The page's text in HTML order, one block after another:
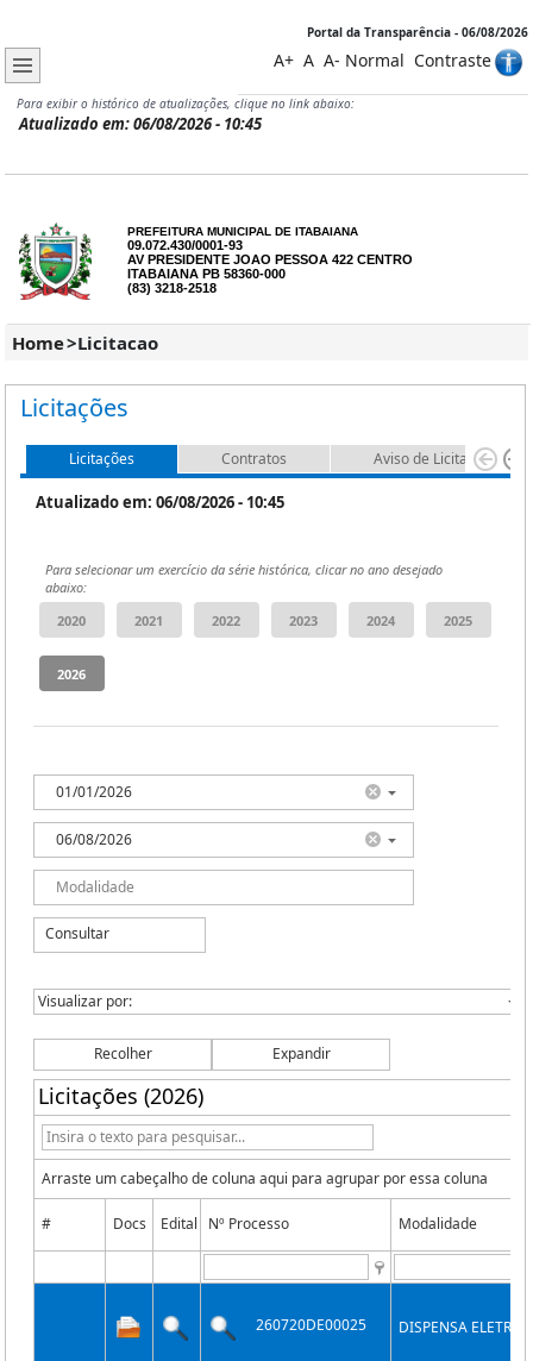
Portal da Transparência - 06/08/2026
A+ A A- Normal Contraste
Para exibir o histórico de atualizações, clique no link abaixo:
Atualizado em: 06/08/2026 - 10:45
PREFEITURA MUNICIPAL DE ITABAIANA
09.072.430/0001-93
AV PRESIDENTE JOAO PESSOA 422 CENTRO
ITABAIANA PB 58360-000
(83) 3218-2518
Home>Licitacao
Licitações
Licitações Contratos Aviso de Licitação -
Atualizado em: 06/08/2026 - 10:45
Para selecionar um exercício da série histórica, clicar no ano desejado
abaixo:
Consultar
Recolher Expandir
Licitações (2026)
Arraste um cabeçalho de coluna aqui para agrupar por essa coluna
# Docs Edital Nº Processo Modalidade
260720DE00025 DISPENSA